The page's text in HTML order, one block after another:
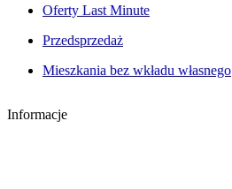
Oferty Last Minute
Przedsprzedaż
Mieszkania bez wkładu własnego
Informacje